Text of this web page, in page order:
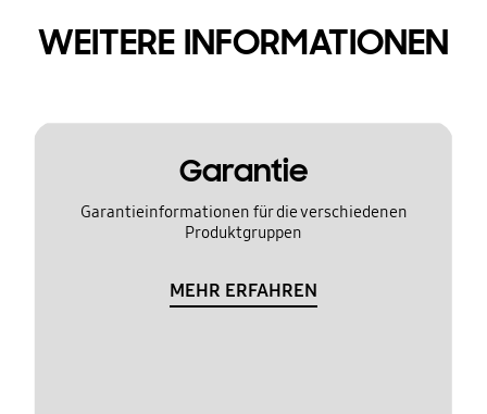
WEITERE INFORMATIONEN
Garantie
Garantieinformationen für die verschiedenen
Produktgruppen
MEHR ERFAHREN